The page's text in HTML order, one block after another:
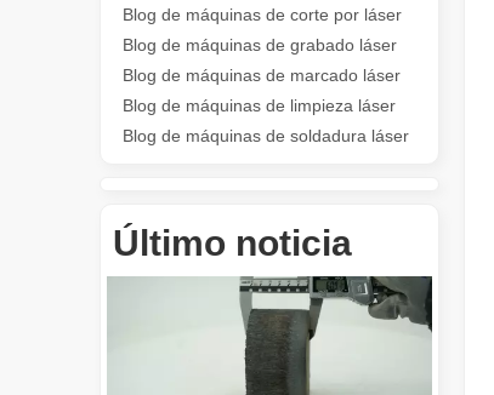
Blog de máquinas de corte por láser
Blog de máquinas de grabado láser
Blog de máquinas de marcado láser
Blog de máquinas de limpieza láser
Blog de máquinas de soldadura láser
Último noticia